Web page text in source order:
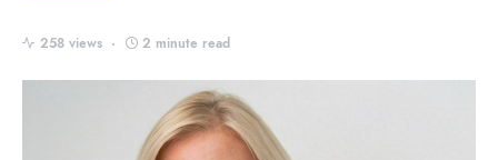
258 views 2 minute read